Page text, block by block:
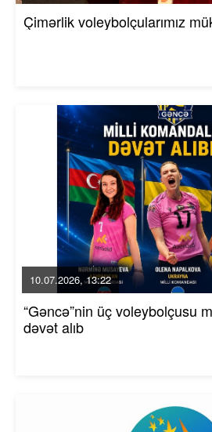
Çimərlik voleybolçularımız
10.07.2026, 13:22
“Gəncə”nin üç voleybolçusu
dəvət alıb